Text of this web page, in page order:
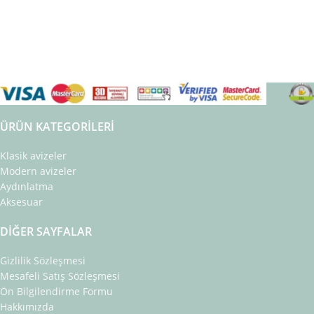
ÜRÜN KATEGORILERI
Klasik avizeler
Modern avizeler
Aydınlatma
Aksesuar
DIĞER SAYFALAR
Gizlilik Sözleşmesi
Mesafeli Satış Sözleşmesi
Ön Bilgilendirme Formu
Hakkımızda